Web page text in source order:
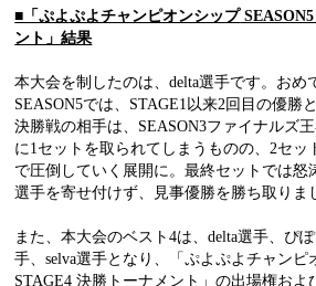
■「ぷよぷよチャンピオンシップ
ント」結果
本大会を制したのは、delta選手です。お
SEASON5では、STAGE1以来2回目の優勝
決勝戦の相手は、SEASON3ファイナルズ
に1セットを取られてしまうものの、2セッ
で圧倒していく展開に。最終セットでは怒
選手を寄せ付けず、見事優勝を勝ち取りま
また、本大会のベスト4は、delta選手、ぴ
手、selva選手となり、「ぷよぷよチャンピ
STAGE4 決勝トーナメント」の出場権およ